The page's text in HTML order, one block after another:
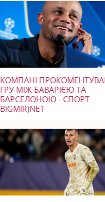
КОМПАНІ
ГРУ МІЖ БАВАРІЄЮ ТА
БАРСЕЛОНОЮ - СПОРТ
BIGMIR)NET